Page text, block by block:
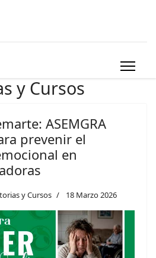
y Cursos
ASEMGRA
prevenir el
en
y Cursos 18 Marzo 2026